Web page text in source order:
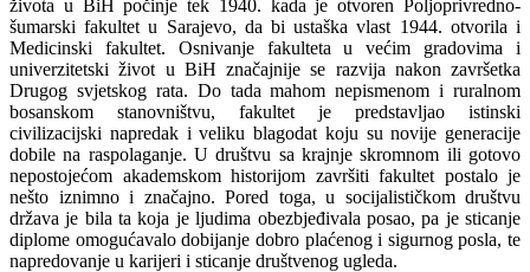
života u BiH počinje tek 1940. kada je otvoren Poljoprivredno-
šumarski fakultet u Sarajevo, da bi ustaška vlast 1944. otvorila i
Medicinski fakultet. Osnivanje fakulteta u većim gradovima i
univerzitetski život u BiH značajnije se razvija nakon završetka
Drugog svjetskog rata. Do tada mahom nepismenom i ruralnom
bosanskom stanovništvu, fakultet je predstavljao istinski
civilizacijski napredak i veliku blagodat koju su novije generacije
dobile na raspolaganje. U društvu sa krajnje skromnom ili gotovo
nepostojećom akademskom historijom završiti fakultet postalo je
nešto iznimno i značajno. Pored toga, u socijalističkom društvu
država je bila ta koja je ljudima obezbjeđivala posao, pa je sticanje
diplome omogućavalo dobijanje dobro plaćenog i sigurnog posla, te
napredovanje u karijeri i sticanje društvenog ugleda.